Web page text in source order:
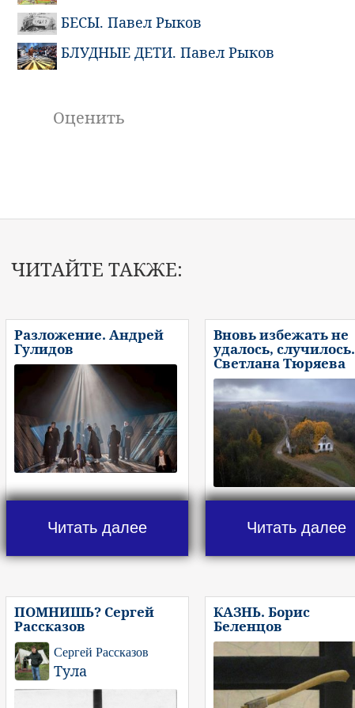
БЕСЫ. Павел Рыков
БЛУДНЫЕ ДЕТИ. Павел Рыков
Оценить
ЧИТАЙТЕ ТАКЖЕ:
Разложение. Андрей
Гулидов
Читать далее
Вновь избежать не
удалось, случилось.
Светлана Тюряева
Читать далее
ПОМНИШЬ? Сергей
Рассказов
Сергей Рассказов
Тула
КАЗНЬ. Борис
Беленцов